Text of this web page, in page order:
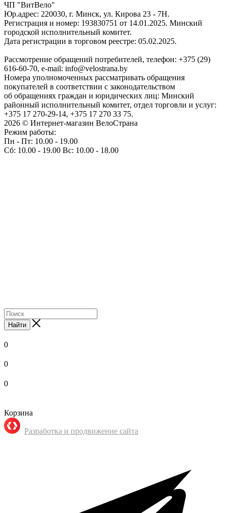
ЧП "ВитВело"
Юр.адрес: 220030, г. Минск, ул. Кирова 23 - 7Н.
Регистрация и номер: 193830751 от 14.01.2025. Минский
городской исполнительный комитет.
Дата регистрации в торговом реестре: 05.02.2025.
Рассмотрение обращений потребителей, телефон: +375 (29)
616-60-70, e-mail: info@velostrana.by
Номера уполномоченных рассматривать обращения
покупателей в соответствии с законодательством
об обращениях граждан и юридических лиц: Минский
районный исполнительный комитет, отдел торговли и услуг:
+375 17 270-29-14, +375 17 270 33 75.
2026 © Интернет-магазин ВелоСтрана
Режим работы:
Пн - Пт: 10.00 - 19.00
Сб: 10.00 - 19.00 Вс: 10.00 - 18.00
Найти
0
0
0
Корзина
Разработка и продвижение сайта